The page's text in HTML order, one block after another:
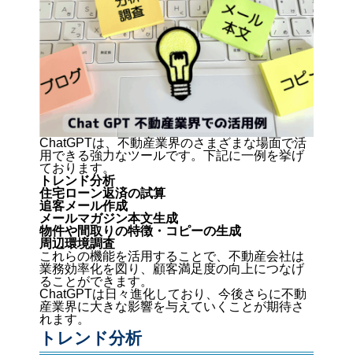
ChatGPTは、不動産業界のさまざまな場面で活
用できる強力なツールです。下記に一例を挙げ
ております。
トレンド分析
住宅ローン返済の試算
追客メール作成
メールマガジン本文生成
物件や間取りの特徴・コピーの生成
周辺環境調査
これらの機能を活用することで、不動産会社は
業務効率化を図り、顧客満足度の向上につなげ
ることができます。
ChatGPTは日々進化しており、今後さらに不動
産業界に大きな影響を与えていくことが期待さ
れます。
トレンド分析